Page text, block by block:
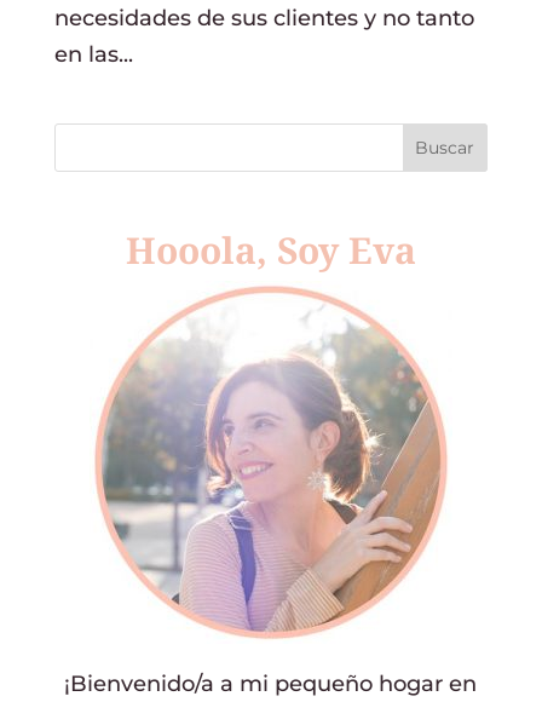
necesidades de sus clientes y no tanto
en las...
Hooola, Soy Eva
¡Bienvenido/a a mi pequeño hogar en